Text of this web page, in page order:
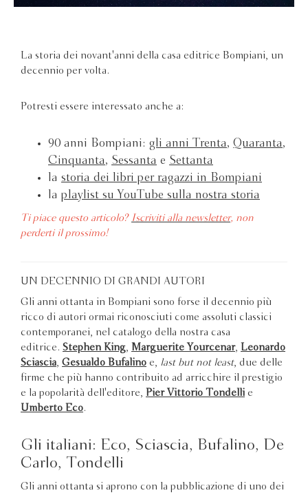
La storia dei novant'anni della casa editrice Bompiani, un
decennio per volta.
Potresti essere interessato anche a:
90 anni Bompiani: gli anni Trenta, Quaranta,
Cinquanta, Sessanta e Settanta
la storia dei libri per ragazzi in Bompiani
la playlist su YouTube sulla nostra storia
Ti piace questo articolo? Iscriviti alla newsletter, non
perderti il prossimo!
UN DECENNIO DI GRANDI AUTORI
Gli anni ottanta in Bompiani sono forse il decennio più
ricco di autori ormai riconosciuti come assoluti classici
contemporanei, nel catalogo della nostra casa
editrice. Stephen King Marguerite Yourcenar,
Leonardo
Sciascia Gesualdo Bufalino e, last but not least, due delle
firme che più hanno contribuito ad arricchire il prestigio
e la popolarità dell'editore,
Pier Vittorio Tondelli e
Umberto Eco.
Gli italiani: Eco, Sciascia, Bufalino, De
Carlo, Tondelli
Gli anni ottanta si aprono con la pubblicazione di uno dei